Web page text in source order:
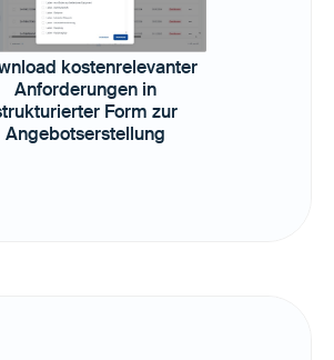
kostenrelevanter
Anforderungen in
Form zur
Angebotserstellung